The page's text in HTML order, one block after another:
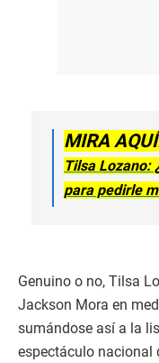
MIRA
Tilsa Lozano:
para pedirle
Genuino o no, Tilsa
Jackson Mora en
sumándose así a la
espectáculo nacional